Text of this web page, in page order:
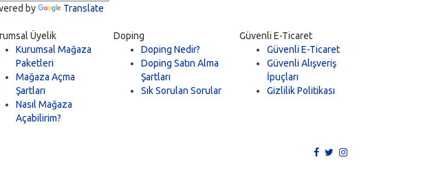
by Translate
Üyelik
Kurumsal Mağaza
Paketleri
Mağaza Açma
Şartları
Nasıl Mağaza
Açabilirim?
Doping
Doping Nedir?
Doping Satın Alma
Şartları
Sık Sorulan Sorular
Güvenli E-Ticaret
Güvenli E-Ticaret
Güvenli Alışveriş
İpuçları
Gizlilik Politikası